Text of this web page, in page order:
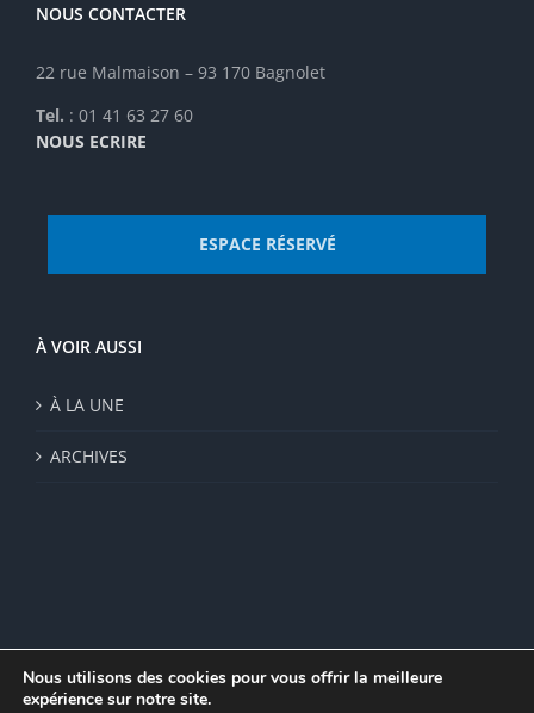
NOUS CONTACTER
22 rue Malmaison – 93 170 Bagnolet
Tel. : 01 41 63 27 60
NOUS ECRIRE
ESPACE RÉSERVÉ
À VOIR AUSSI
À LA UNE
ARCHIVES
Nous utilisons des cookies pour vous offrir la meilleure
expérience sur notre site.